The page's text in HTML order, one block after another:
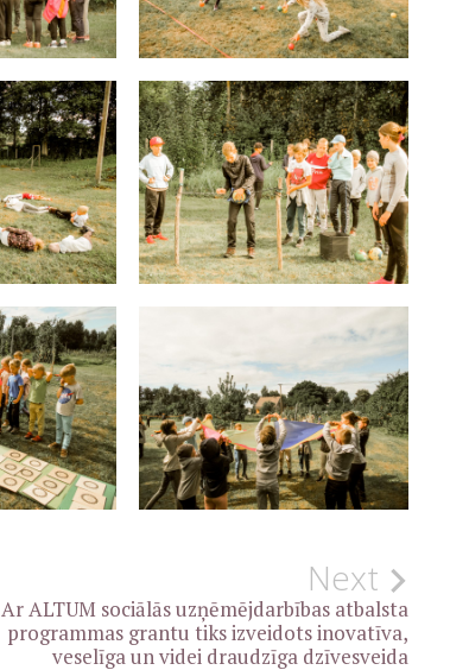
Next
Ar ALTUM sociālās uzņēmējdarbības atbalsta
programmas grantu tiks izveidots inovatīva,
veselīga un videi draudzīga dzīvesveida